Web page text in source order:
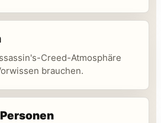
Creed-Atmosphäre
brauchen.